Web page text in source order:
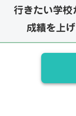
行きたい学校
成績を上